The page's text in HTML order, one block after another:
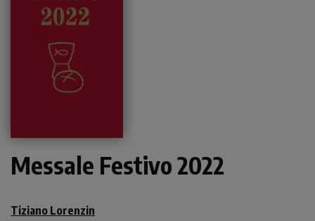
Messale Festivo 2022
Tiziano Lorenzin